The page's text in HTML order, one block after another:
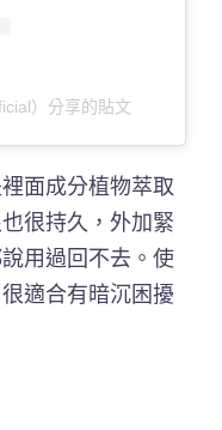
）分享的貼文
面成分植物萃取
很持久，外加緊
用過回不去。使
適合有暗沉困擾